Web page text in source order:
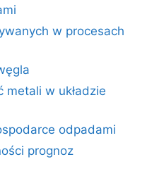
w procesach
w układzie
odpadami
prognoz